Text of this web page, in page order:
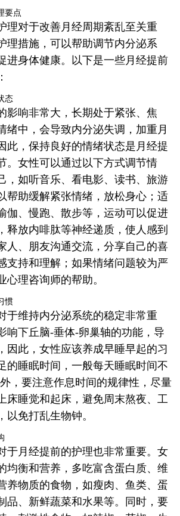
要点
理对于改善月经周期紊乱至关重
理措施，可以帮助调节内分泌系
进身体健康。以下是一些月经提前
态
影响非常大，长期处于紧张、焦
绪中，会导致内分泌失调，加重月
此，保持良好的情绪状态是月经提
。女性可以通过以下方式调节情
，如听音乐、看电影、读书、旅游
帮助缓解紧张情绪，放松身心；适
伽、慢跑、散步等，运动可以促进
释放内啡肽等神经递质，使人感到
人、朋友沟通交流，分享自己的喜
支持和理解；如果情绪问题较为严
心理咨询师的帮助。
惯
于维持内分泌系统的稳定非常重
响下丘脑-垂体-卵巢轴的功能，导
因此，女性应该养成早睡早起的习
的睡眠时间，一般每天睡眠时间不
，要注意作息时间的规律性，尽量
床睡觉和起床，避免周末熬夜、工
以免打乱生物钟。
于月经提前的护理也非常重要。女
均衡和营养，多吃富含蛋白质、维
养物质的食物，如瘦肉、鱼类、蛋
品、新鲜蔬菜和水果等。同时，要